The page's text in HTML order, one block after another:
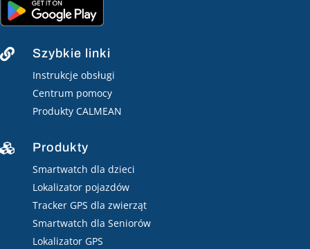
 Szybkie linki
Instrukcje obsługi
Centrum pomocy
Produkty CALMEAN
 Produkty
Smartwatch dla dzieci
Lokalizator pojazdów
Tracker GPS dla zwierząt
Smartwatch dla Seniorów
Lokalizator GPS